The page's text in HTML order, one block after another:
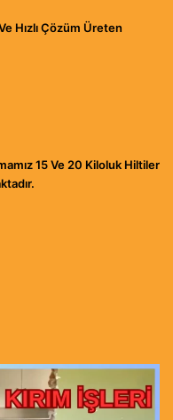
Hızlı Çözüm Üreten
15 Ve 20 Kiloluk Hiltiler